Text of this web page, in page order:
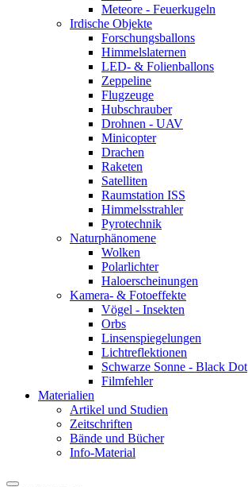
Meteore - Feuerkugeln
Irdische Objekte
Forschungsballons
Himmelslaternen
LED- & Folienballons
Zeppeline
Flugzeuge
Hubschrauber
Drohnen - UAV
Minicopter
Drachen
Raketen
Satelliten
Raumstation ISS
Himmelsstrahler
Pyrotechnik
Naturphänomene
Wolken
Polarlichter
Haloerscheinungen
Kamera- & Fotoeffekte
Vögel - Insekten
Orbs
Linsenspiegelungen
Lichtreflektionen
Schwarze Sonne - Black Dot
Filmfehler
Materialien
Artikel und Studien
Zeitschriften
Bände und Bücher
Info-Material